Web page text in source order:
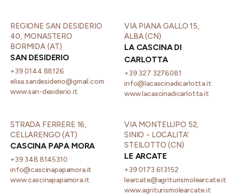
REGIONE SAN DESIDERIO
40, MONASTERO
BORMIDA (AT)
SAN DESIDERIO
+39 0144 88126
elisa.sandesiderio@gmail.com
www.san-desiderio.it
VIA PIANA GALLO 15,
ALBA (CN)
LA CASCINA DI
CARLOTTA
+39 327 3276081
info@lacascinadicarlotta.it
www.lacascinadicarlotta.it
STRADA FERRERE 16,
CELLARENGO (AT)
CASCINA PAPA MORA
+39 348 8145310
info@cascinapapamora.it
www.cascinapapamora.it
VIA MONTELUPO 52,
SINIO - LOCALITA'
STEILOTTO (CN)
LE ARCATE
+39 0173 613152
learcate@agriturismolearcate.it
www.agriturismolearcate.it